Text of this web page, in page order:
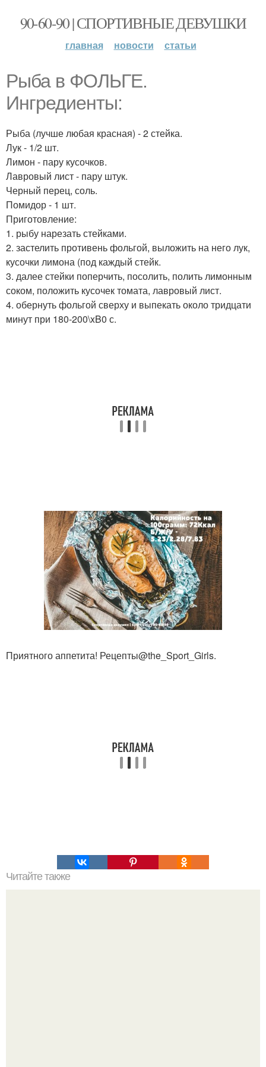
90-60-90 | СПОРТИВНЫЕ ДЕВУШКИ
главная новости статьи
Рыба в ФОЛЬГЕ.
Ингредиенты:
Рыба (лучше любая красная) - 2 стейка.
Лук - 1/2 шт.
Лимон - пару кусочков.
Лавровый лист - пару штук.
Черный перец, соль.
Помидор - 1 шт.
Приготовление:
1. рыбу нарезать стейками.
2. застелить противень фольгой, выложить на него лук,
кусочки лимона (под каждый стейк.
3. далее стейки поперчить, посолить, полить лимонным
соком, положить кусочек томата, лавровый лист.
4. обернуть фольгой сверху и выпекать около тридцати
минут при 180-200\xB0 с.
Приятного аппетита! Рецепты@the_Sport_Girls.
Читайте также